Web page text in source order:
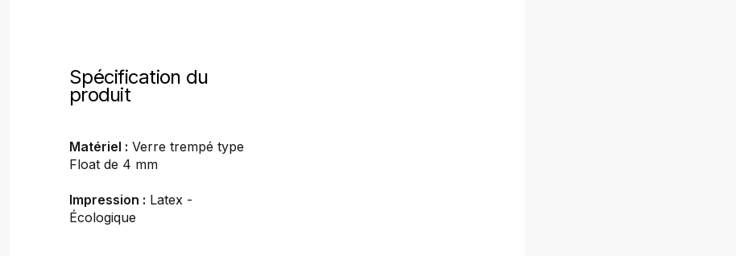
Spécification du
produit
Matériel : Verre trempé type
Float de 4 mm
Impression : Latex -
Écologique